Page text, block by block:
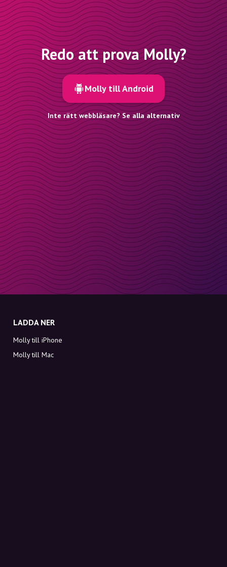
Redo att prova Molly?
Molly till Android
Inte rätt webbläsare? Se alla alternativ
LADDA NER
Molly till iPhone
Molly till Mac